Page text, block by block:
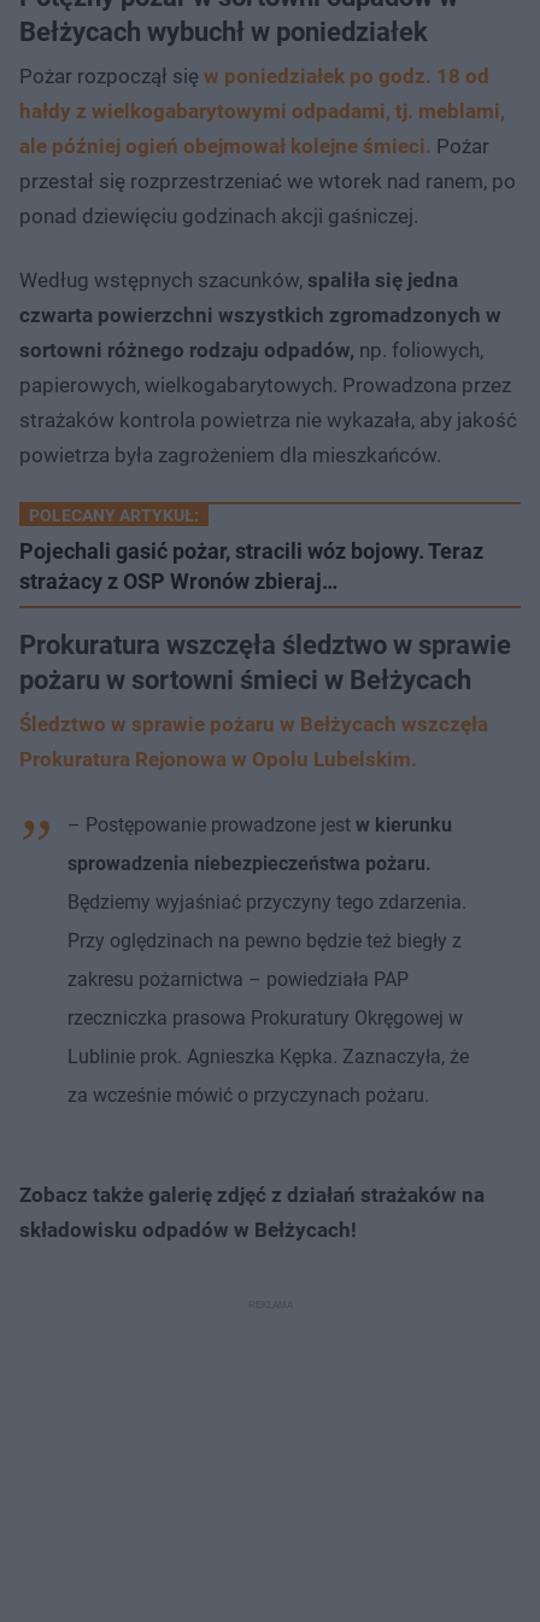
Bełżycach wybuchł w poniedziałek
Pożar rozpoczął się w poniedziałek po godz. 18 od
hałdy z wielkogabarytowymi odpadami, tj. meblami,
ale później ogień obejmował kolejne śmieci. Pożar
przestał się rozprzestrzeniać we wtorek nad ranem, po
ponad dziewięciu godzinach akcji gaśniczej.
Według wstępnych szacunków, spaliła się jedna
czwarta powierzchni wszystkich zgromadzonych w
sortowni różnego rodzaju odpadów, np. foliowych,
papierowych, wielkogabarytowych. Prowadzona przez
strażaków kontrola powietrza nie wykazała, aby jakość
powietrza była zagrożeniem dla mieszkańców.
POLECANY ARTYKUŁ:
Pojechali gasić pożar, stracili wóz bojowy. Teraz
strażacy z OSP Wronów zbieraj…
Prokuratura wszczęła śledztwo w sprawie
pożaru w sortowni śmieci w Bełżycach
Śledztwo w sprawie pożaru w Bełżycach wszczęła
Prokuratura Rejonowa w Opolu Lubelskim.
– Postępowanie prowadzone jest w kierunku
sprowadzenia niebezpieczeństwa pożaru.
Będziemy wyjaśniać przyczyny tego zdarzenia.
Przy oględzinach na pewno będzie też biegły z
zakresu pożarnictwa – powiedziała PAP
rzeczniczka prasowa Prokuratury Okręgowej w
Lublinie prok. Agnieszka Kępka. Zaznaczyła, że
za wcześnie mówić o przyczynach pożaru.
Zobacz także galerię zdjęć z działań strażaków na
składowisku odpadów w Bełżycach!